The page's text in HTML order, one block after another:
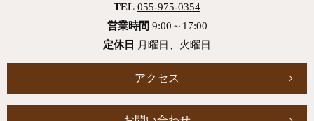
TEL 055-975-0354
営業時間 9:00～17:00
定休日
月曜日、火曜日
アクセス